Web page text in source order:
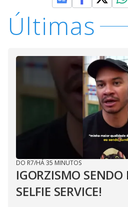
Últimas
DO R7/HÁ 35 MINUTOS
IGORZISMO
SELFIE SERVICE!